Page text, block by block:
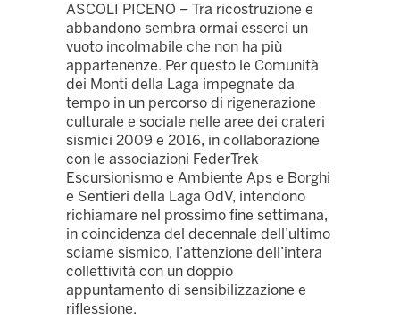
ASCOLI PICENO – Tra ricostruzione e
abbandono sembra ormai esserci un
vuoto incolmabile che non ha più
appartenenze. Per questo le Comunità
dei Monti della Laga impegnate da
tempo in un percorso di rigenerazione
culturale e sociale nelle aree dei crateri
sismici 2009 e 2016, in collaborazione
con le associazioni FederTrek
Escursionismo e Ambiente Aps e Borghi
e Sentieri della Laga OdV, intendono
richiamare nel prossimo fine settimana,
in coincidenza del decennale dell’ultimo
sciame sismico, l’attenzione dell’intera
collettività con un doppio
appuntamento di sensibilizzazione e
riflessione.